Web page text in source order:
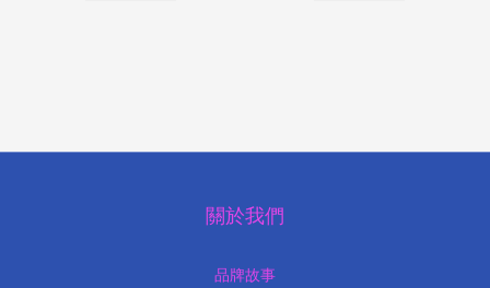
關於我們
品牌故事